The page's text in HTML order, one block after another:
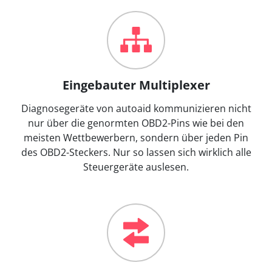
Eingebauter Multiplexer
Diagnosegeräte von autoaid kommunizieren nicht
nur über die genormten OBD2-Pins wie bei den
meisten Wettbewerbern, sondern über jeden Pin
des OBD2-Steckers. Nur so lassen sich wirklich alle
Steuergeräte auslesen.